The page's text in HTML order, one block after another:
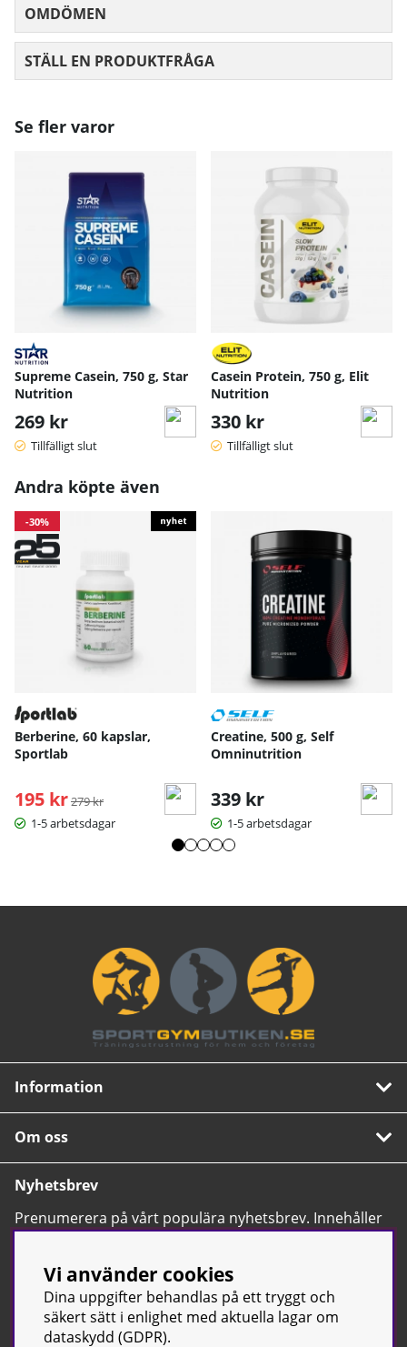
OMDÖMEN
STÄLL EN PRODUKTFRÅGA
Se fler varor
Supreme Casein, 750 g, Star
Nutrition
269 kr
Tillfälligt slut
Casein Protein, 750 g, Elit
Nutrition
330 kr
Tillfälligt slut
Andra köpte även
-30%
Berberine, 60 kapslar,
Sportlab
195 kr Ordinarie pris:
279 kr
1-5 arbetsdagar
Creatine, 500 g, Self
Omninutrition
339 kr
1-5 arbetsdagar
Information
Om oss
Nyhetsbrev
Prenumerera på vårt populära nyhetsbrev. Innehåller
tips, nyheter och våra allra bästa erbjudanden.
Vi använder cookies
Dina uppgifter behandlas på ett tryggt och
säkert sätt i enlighet med aktuella lagar om
dataskydd (GDPR).